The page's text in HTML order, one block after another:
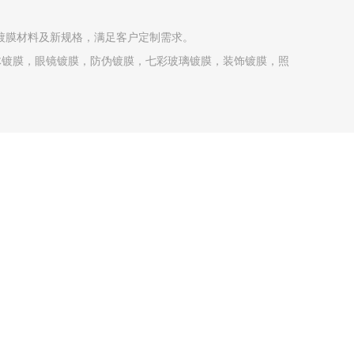
材料及新规格，满足客户定制需求。
膜，眼镜镀膜，防伪镀膜，七彩玻璃镀膜，装饰镀膜，照